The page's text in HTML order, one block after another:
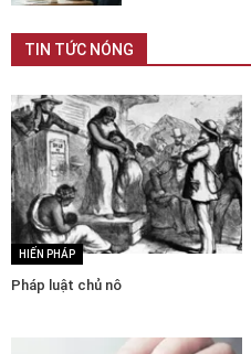
TIN TỨC NÓNG
HIẾN PHÁP
Pháp luật chủ nô